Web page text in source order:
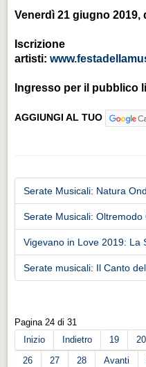
Venerdì 21 giugno 2019,
Iscrizione
artisti:
Ingresso per il pubblico
AGGIUNGI AL TUO
Serate Musicali: Natura
Serate Musicali: Oltremodo
Vigevano in Love 2019: La
Serate musicali: Il Canto
Pagina 24 di 31
Inizio
Indietro 19 20
26
27 28 Avanti